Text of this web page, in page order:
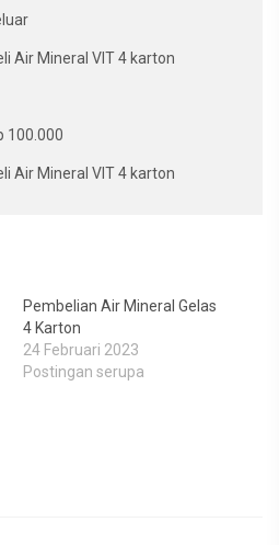
Air Mineral VIT 4 karton
100.000
Air Mineral VIT 4 karton
Pembelian Air Mineral Gelas
4 Karton
24 Februari 2023
Postingan serupa